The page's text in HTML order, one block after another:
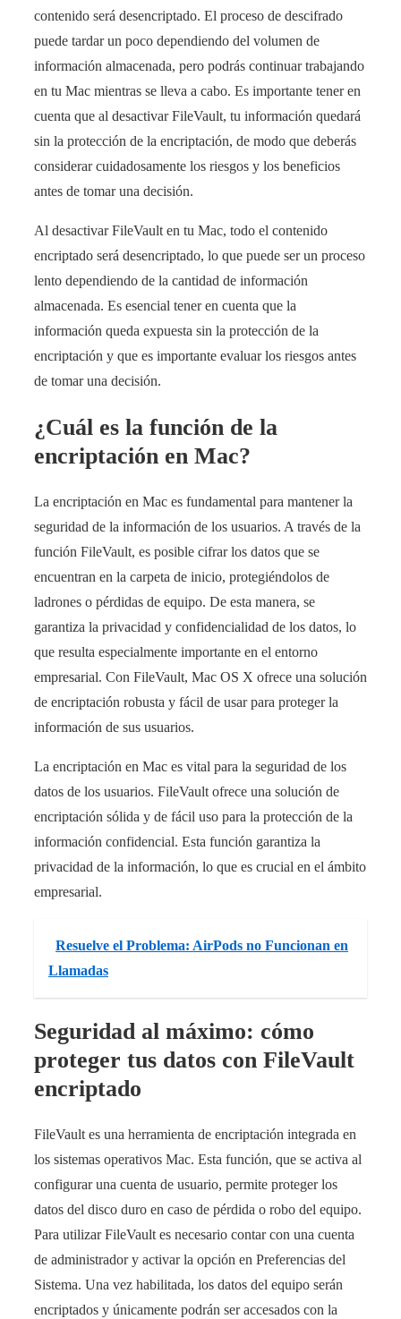
contenido será desencriptado. El proceso de descifrado
puede tardar un poco dependiendo del volumen de
información almacenada, pero podrás continuar trabajando
en tu Mac mientras se lleva a cabo. Es importante tener en
cuenta que al desactivar FileVault, tu información quedará
sin la protección de la encriptación, de modo que deberás
considerar cuidadosamente los riesgos y los beneficios
antes de tomar una decisión.
Al desactivar FileVault en tu Mac, todo el contenido
encriptado será desencriptado, lo que puede ser un proceso
lento dependiendo de la cantidad de información
almacenada. Es esencial tener en cuenta que la
información queda expuesta sin la protección de la
encriptación y que es importante evaluar los riesgos antes
de tomar una decisión.
¿Cuál es la función de la
encriptación en Mac?
La encriptación en Mac es fundamental para mantener la
seguridad de la información de los usuarios. A través de la
función FileVault, es posible cifrar los datos que se
encuentran en la carpeta de inicio, protegiéndolos de
ladrones o pérdidas de equipo. De esta manera, se
garantiza la privacidad y confidencialidad de los datos, lo
que resulta especialmente importante en el entorno
empresarial. Con FileVault, Mac OS X ofrece una solución
de encriptación robusta y fácil de usar para proteger la
información de sus usuarios.
La encriptación en Mac es vital para la seguridad de los
datos de los usuarios. FileVault ofrece una solución de
encriptación sólida y de fácil uso para la protección de la
información confidencial. Esta función garantiza la
privacidad de la información, lo que es crucial en el ámbito
empresarial.
Resuelve el Problema: AirPods no Funcionan en
Llamadas
Seguridad al máximo: cómo
proteger tus datos con FileVault
encriptado
FileVault es una herramienta de encriptación integrada en
los sistemas operativos Mac. Esta función, que se activa al
configurar una cuenta de usuario, permite proteger los
datos del disco duro en caso de pérdida o robo del equipo.
Para utilizar FileVault es necesario contar con una cuenta
de administrador y activar la opción en Preferencias del
Sistema. Una vez habilitada, los datos del equipo serán
encriptados y únicamente podrán ser accesados con la